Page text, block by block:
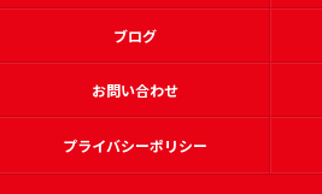
ブログ
お問い合わせ
プライバシーポリシー